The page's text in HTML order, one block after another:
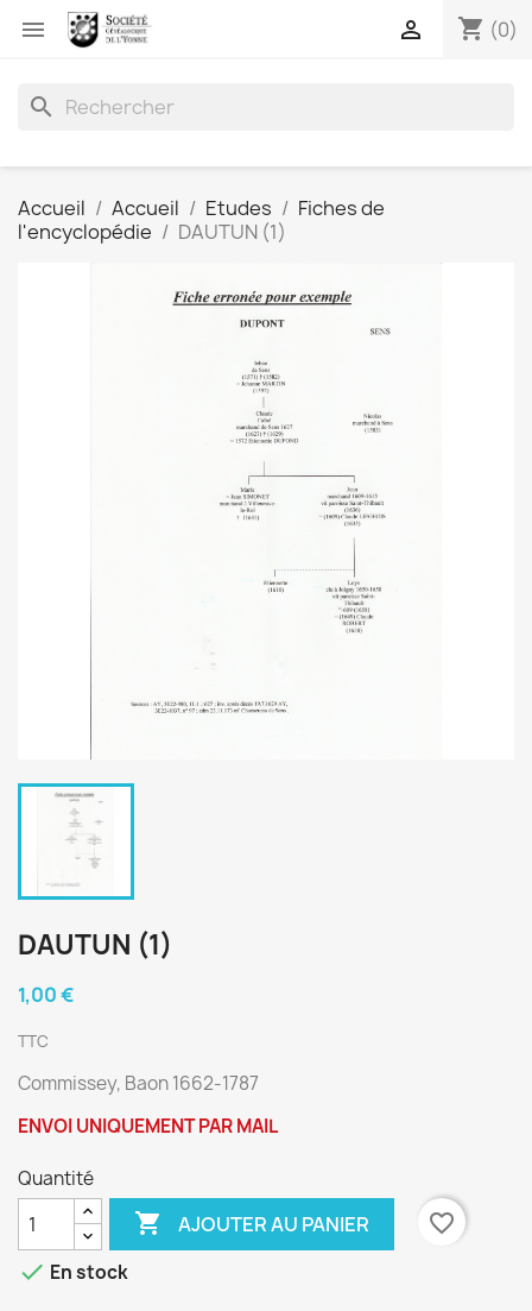
 shopping_cart (0)

search
Accueil Accueil Etudes
Fiches de
l'encyclopédie
DAUTUN (1)
DAUTUN (1)
1,00 €
TTC
Commissey, Baon 1662-1787
ENVOI UNIQUEMENT PAR MAIL
Quantité
 AJOUTER AU PANIER
favorite_border
 En stock